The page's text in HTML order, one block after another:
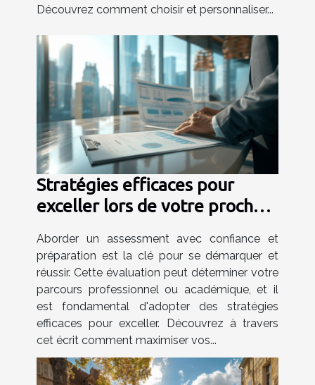
Découvrez comment choisir et personnaliser...
Stratégies efficaces pour
exceller lors de votre prochain
Aborder un assessment avec confiance et
préparation est la clé pour se démarquer et
réussir. Cette évaluation peut déterminer votre
parcours professionnel ou académique, et il
est fondamental d'adopter des stratégies
efficaces pour exceller. Découvrez à travers
cet écrit comment maximiser vos...